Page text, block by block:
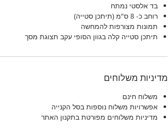
בד אלסטי נמתח
רוחב כ- 8 ס"מ (תיתכן סטייה)
תמונות מצורפות להמחשה
תיתכן סטייה קלה בגוון הסופי עקב תצוגת מסך
מדיניות משלוחים
משלוח חינם
אפשרויות משלוח נוספות בסל הקנייה
מדיניות משלוחים מפורטת בתקנון האתר